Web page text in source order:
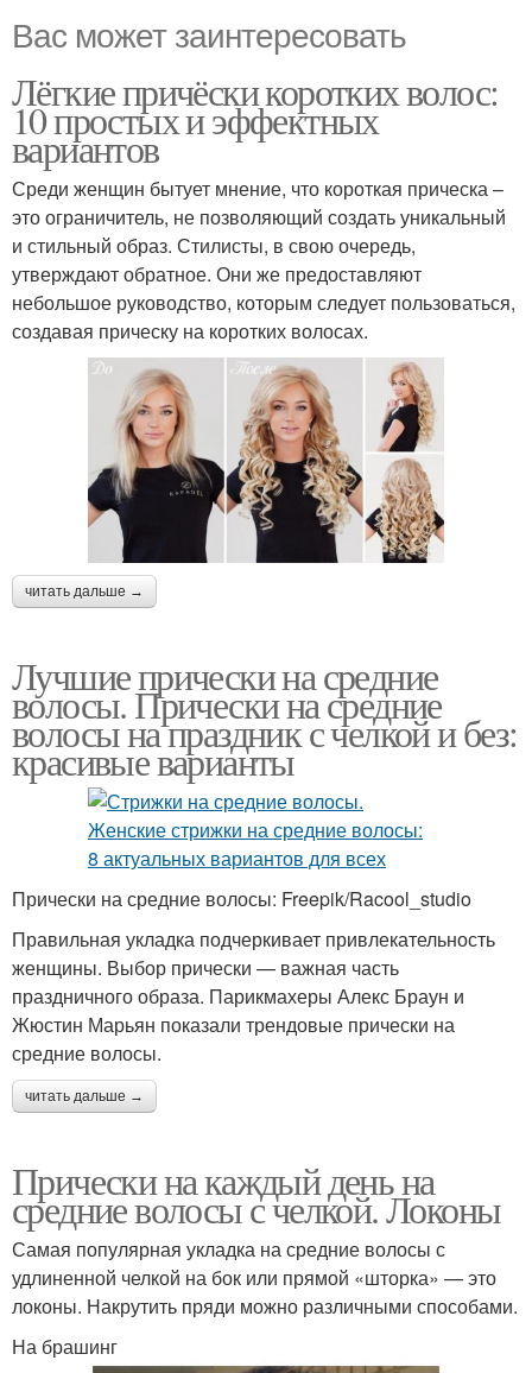
Вас может заинтересовать
Лёгкие причёски коротких волос:
10 простых и эффектных
вариантов
Среди женщин бытует мнение, что короткая прическа –
это ограничитель, не позволяющий создать уникальный
и стильный образ. Стилисты, в свою очередь,
утверждают обратное. Они же предоставляют
небольшое руководство, которым следует пользоваться,
создавая прическу на коротких волосах.
читать дальше →
Лучшие прически на средние
волосы. Прически на средние
волосы на праздник с челкой и без:
красивые варианты
Прически на средние волосы: Freepik/Racool_studio
Правильная укладка подчеркивает привлекательность
женщины. Выбор прически — важная часть
праздничного образа. Парикмахеры Алекс Браун и
Жюстин Марьян показали трендовые прически на
средние волосы.
читать дальше →
Прически на каждый день на
средние волосы с челкой. Локоны
Самая популярная укладка на средние волосы с
удлиненной челкой на бок или прямой «шторка» — это
локоны. Накрутить пряди можно различными способами.
На брашинг